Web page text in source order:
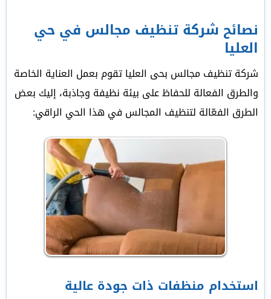
نصائح شركة تنظيف مجالس في حي
العليا
شركة تنظيف مجالس بحى العليا تقوم بعمل العناية الخاصة
والطرق الفعالة للحفاظ على بيئة نظيفة وجاذبة، إليك بعض
الطرق الفعّالة لتنظيف المجالس في هذا الحي الراقي:
استخدام منظفات ذات جودة عالية